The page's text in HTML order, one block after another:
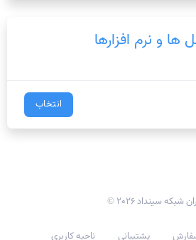
و نرم افزارها
انتخاب
فناوران شبکه سینداد
پشتیبانی ناحیه کاربری